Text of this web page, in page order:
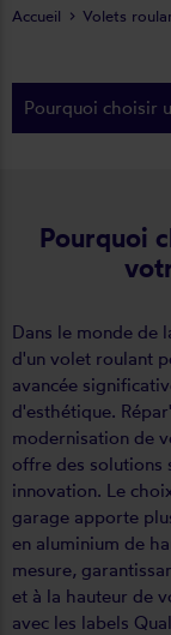
Pourquoi choisir
Pourquoi
Dans le monde de
d'un volet roulant
avancée
d'esthétique.
modernisation de
offre des solutions
innovation. Le
garage apporte
en aluminium de
mesure,
et à la hauteur de
avec les labels
Accueil Volets